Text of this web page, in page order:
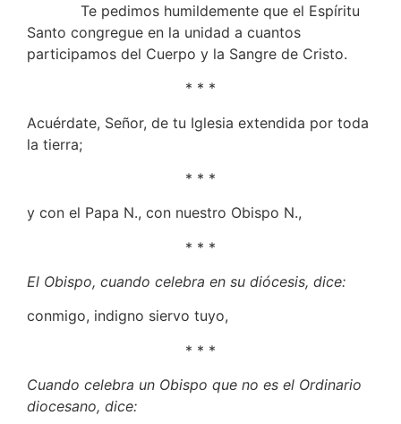
Te pedimos humildemente que el Espíritu
Santo congregue en la unidad a cuantos
participamos del Cuerpo y la Sangre de Cristo.
* * *
Acuérdate, Señor, de tu Iglesia extendida por toda
la tierra;
* * *
y con el Papa N., con nuestro Obispo N.,
* * *
El Obispo, cuando celebra en su diócesis, dice:
conmigo, indigno siervo tuyo,
* * *
Cuando celebra un Obispo que no es el Ordinario
diocesano, dice: